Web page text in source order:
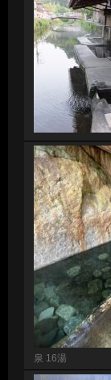
泉 16湯